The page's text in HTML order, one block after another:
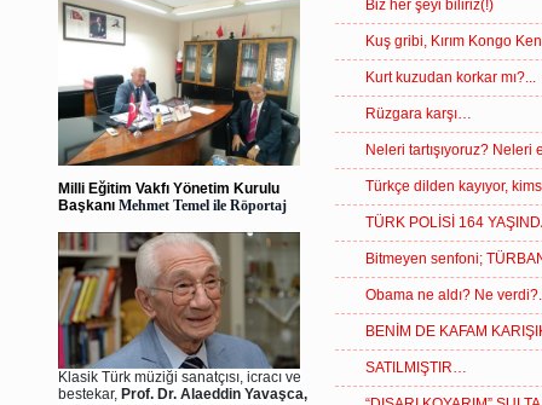
Milli Eğitim Vakfı Yönetim Kurulu
Başkanı Mehmet Temel ile Röportaj
Klasik Türk müziği sanatçısı, icracı ve
bestekar, Prof. Dr. Alaeddin Yavaşca,
Biz her şeyi biliriz(!)
Kuş gribi, Kırım Kongo
Kurt kuzudan korkar mı?...
Rüzgara karşı…
Neleri tartışıyoruz? Neleri
Türkçe dilden kayıyor,
TÜRK POLİSİ 164
Bitmeyen senfoni;
Obama ne aldı? Ne
BENİM DE KAFAM
SATILMIŞTIR…